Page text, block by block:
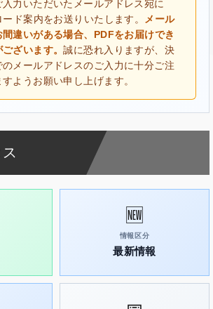
力いただいたメールアドレス宛に
ド案内をお送りいたします。
メール
違いがある場合、PDFをお届けでき
ざいます。誠に恐れ入りますが、決
メールアドレスのご入力に十分ご注
ようお願い申し上げます。
🆕
情報区分
最新情報